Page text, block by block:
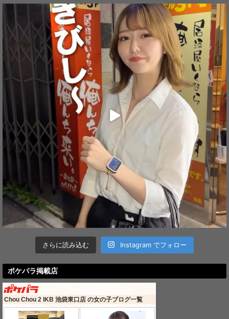
さらに読み込む Instagram でフォロー
ポケパラ掲載店